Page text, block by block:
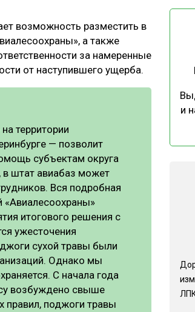
ТЕХНОЛОГИИ
КАЛЕНДАРЬ
возможность разместить в
а также
за намеренные
от наступившего ущерба.
территории
— позволит
субъектам округа
в штат авиабаз может
Вся подробная
итогового решения с
ужесточения
сухой травы были
Однако мы
С начала года
возбуждено свыше
правил, поджоги травы
и